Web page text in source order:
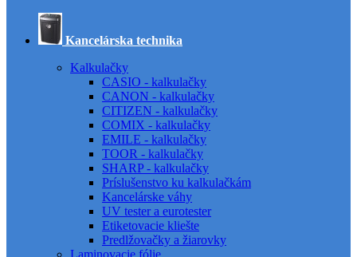
Kancelárska technika
Kalkulačky
CASIO - kalkulačky
CANON - kalkulačky
CITIZEN - kalkulačky
COMIX - kalkulačky
EMILE - kalkulačky
TOOR - kalkulačky
SHARP - kalkulačky
Príslušenstvo ku kalkulačkám
Kancelárske váhy
UV tester a eurotester
Etiketovacie kliešte
Predlžovačky a žiarovky
Laminovacie fólie